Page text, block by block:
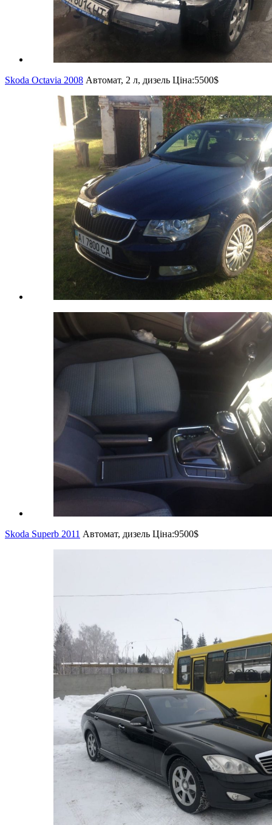
Skoda Octavia 2008 Автомат, 2 л, дизель Ціна:5500$
Skoda Superb 2011 Автомат, дизель Ціна:9500$